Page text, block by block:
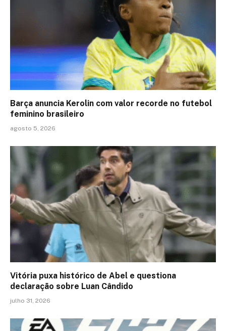
Barça anuncia Kerolin com valor recorde no futebol
feminino brasileiro
agosto 5, 2026
Vitória puxa histórico de Abel e questiona
declaração sobre Luan Cândido
julho 31, 2026